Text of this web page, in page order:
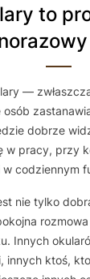
—
dobrze
w pracy, przy
codziennym
nie tylko
Innych
innych ktoś,